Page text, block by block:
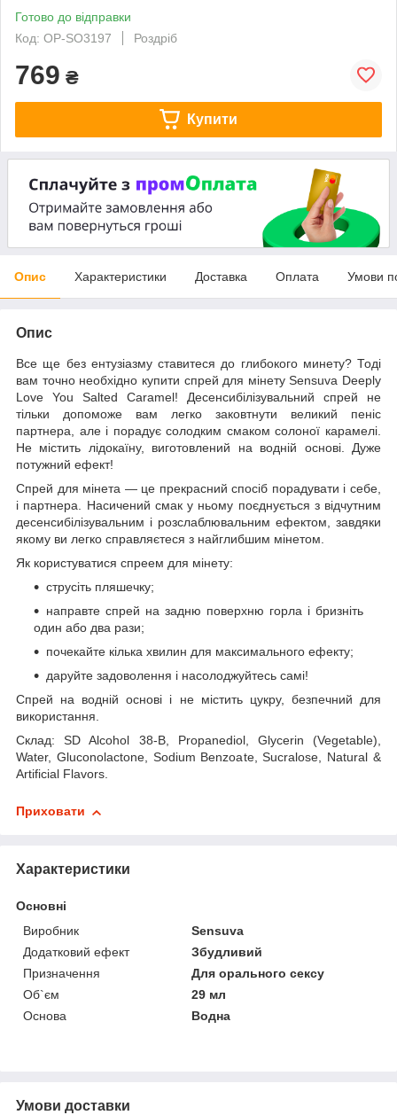
Готово до відправки
Код: OP-SO3197
Роздріб
769 ₴
Купити
Опис Характеристики Доставка Оплата Умови
Опис
Все ще без ентузіазму ставитеся до глибокого минету? Тоді
вам точно необхідно купити спрей для мінету Sensuva Deeply
Love You Salted Caramel! Десенсибілізувальний спрей не
тільки допоможе вам легко заковтнути великий пеніс
партнера, але і порадує солодким смаком солоної карамелі.
Не містить лідокаїну, виготовлений на водній основі. Дуже
потужний ефект!
Спрей для мінета — це прекрасний спосіб порадувати і себе,
і партнера. Насичений смак у ньому поєднується з відчутним
десенсибілізувальним і розслаблювальним ефектом, завдяки
якому ви легко справляєтеся з найглибшим мінетом.
Як користуватися спреем для мінету:
струсіть пляшечку;
направте спрей на задню поверхню горла і бризніть
один або два рази;
почекайте кілька хвилин для максимального ефекту;
даруйте задоволення і насолоджуйтесь самі!
Спрей на водній основі і не містить цукру, безпечний для
використання.
Склад: SD Alcohol 38-B, Propanediol, Glycerin (Vegetable),
Water, Gluconolactone, Sodium Benzoate, Sucralose, Natural &
Artificial Flavors.
Приховати
Характеристики
Основні
Виробник
Sensuva
Додатковий ефект
Збудливий
Призначення
Для орального сексу
Об`єм
29 мл
Основа
Водна
Умови доставки